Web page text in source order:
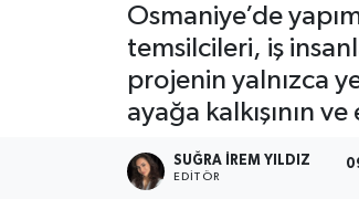
Osmaniye’de
temsilcileri, iş
projenin yalnızca
ayağa kalkışının
SUĞRA İREM YILDIZ
EDITÖR
EKONOMİ
RESMİ İLANLAR
Tüm Manşetler
Son Dakika Haberleri
Haber Arşivi